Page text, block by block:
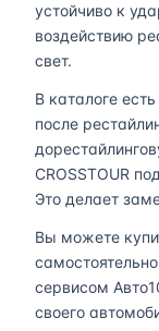
устойчиво к
воздействию
свет.
В каталоге
после
CROSSTOUR
Это делает
Вы можете
сервисом
своего